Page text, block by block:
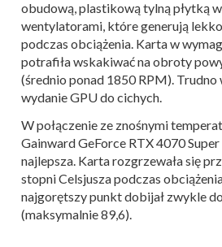
obudową, plastikową tylną płytką
wentylatorami, które generują lekko
podczas obciążenia. Karta w
potrafiła wskakiwać na obroty
(średnio ponad 1850 RPM). Trudno
wydanie GPU do cichych.
W połączenie ze znośnymi
Gainward GeForce RTX 4070
najlepsza. Karta rozgrzewała się
stopni Celsjusza podczas
najgorętszy punkt dobijał zwykle
(maksymalnie 89,6).